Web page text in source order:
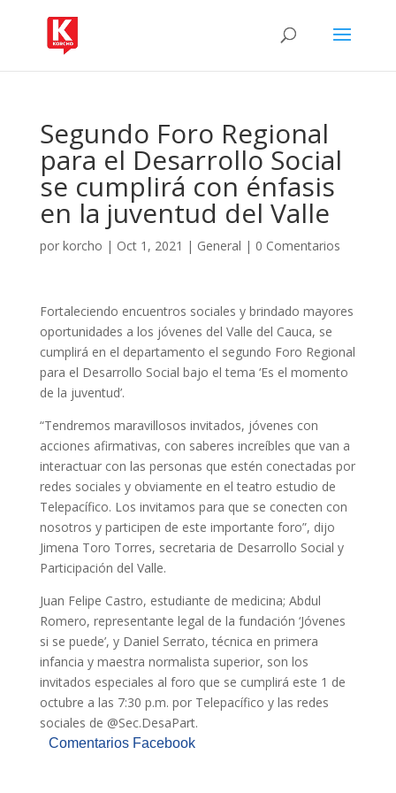
Segundo Foro Regional
para el Desarrollo Social
se cumplirá con énfasis
en la juventud del Valle
por korcho | Oct 1, 2021 | General | 0 Comentarios
Fortaleciendo encuentros sociales y brindado mayores
oportunidades a los jóvenes del Valle del Cauca, se
cumplirá en el departamento el segundo Foro Regional
para el Desarrollo Social bajo el tema ‘Es el momento
de la juventud’.
“Tendremos maravillosos invitados, jóvenes con
acciones afirmativas, con saberes increíbles que van a
interactuar con las personas que estén conectadas por
redes sociales y obviamente en el teatro estudio de
Telepacífico. Los invitamos para que se conecten con
nosotros y participen de este importante foro”, dijo
Jimena Toro Torres, secretaria de Desarrollo Social y
Participación del Valle.
Juan Felipe Castro, estudiante de medicina; Abdul
Romero, representante legal de la fundación ‘Jóvenes
si se puede’, y Daniel Serrato, técnica en primera
infancia y maestra normalista superior, son los
invitados especiales al foro que se cumplirá este 1 de
octubre a las 7:30 p.m. por Telepacífico y las redes
sociales de @Sec.DesaPart.
Comentarios Facebook